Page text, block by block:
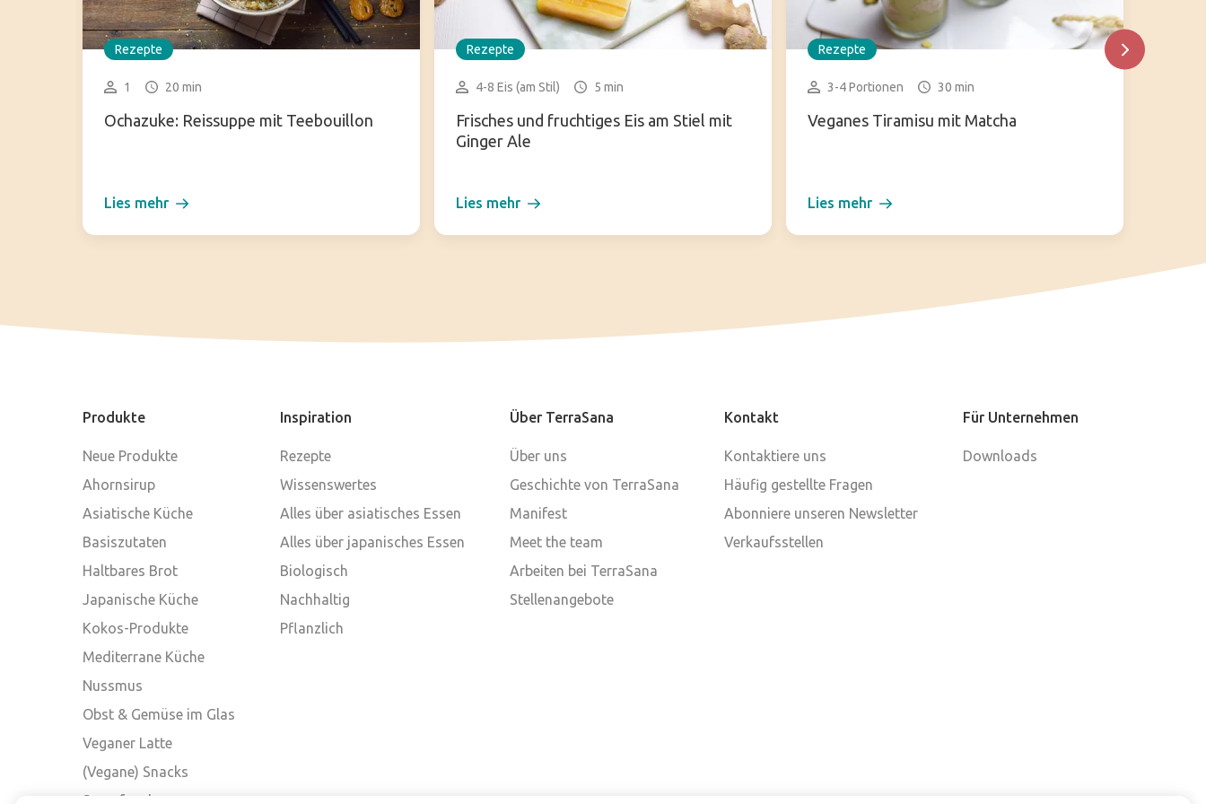
Rezepte
1 20 min
Ochazuke: Reissuppe mit Teebouillon
Lies mehr
Rezepte
4-8 Eis (am Stil) 5 min
Frisches und fruchtiges Eis am Stiel mit
Ginger Ale
Lies mehr
Rezepte
3-4 Portionen 30 min
Veganes Tiramisu mit Matcha
Lies mehr
Produkte
Neue Produkte
Ahornsirup
Asiatische Küche
Basiszutaten
Haltbares Brot
Japanische Küche
Kokos-Produkte
Mediterrane Küche
Nussmus
Obst & Gemüse im Glas
Veganer Latte
(Vegane) Snacks
Superfood
Inspiration
Rezepte
Wissenswertes
Alles über asiatisches Essen
Alles über japanisches Essen
Biologisch
Nachhaltig
Pflanzlich
Über TerraSana
Über uns
Geschichte von TerraSana
Manifest
Meet the team
Arbeiten bei TerraSana
Stellenangebote
Kontakt
Kontaktiere uns
Häufig gestellte Fragen
Abonniere unseren Newsletter
Verkaufsstellen
Für Unternehmen
Downloads